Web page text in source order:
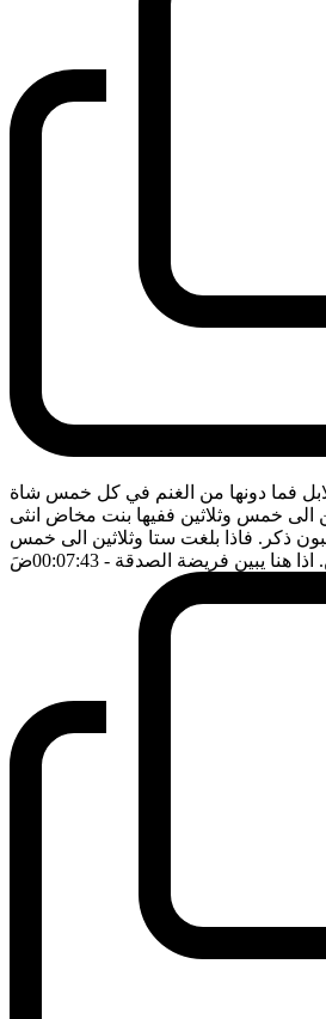
فما دونها من الغنم في كل خمس شاة
خمس وثلاثين ففيها بنت مخاض انثى
ذكر. فاذا بلغت ستا وثلاثين الى خمس
اذا هنا يبين فريضة الصدقة - 00:07:43 ضَ